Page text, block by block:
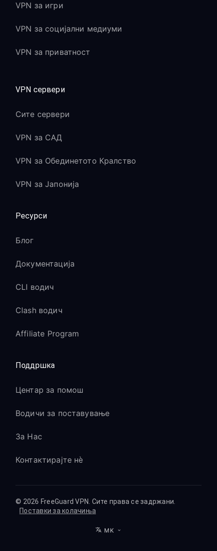
VPN за игри
VPN за социјални медиуми
VPN за приватност
VPN сервери
Сите сервери
VPN за САД
VPN за Обединетото Кралство
VPN за Јапонија
Ресурси
Блог
Документација
CLI водич
Clash водич
Affiliate Program
Поддршка
Центар за помош
Водичи за поставување
За Нас
Контактирајте нè
© 2026 FreeGuard VPN. Сите права се задржани.
Поставки за колачиња
MK